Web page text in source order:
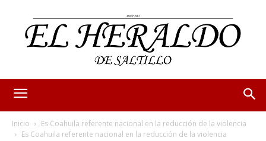
Inicio
Es Coahuila referente nacional en la reducción de la violencia
Es Coahuila referente nacional en la reducción de la violencia